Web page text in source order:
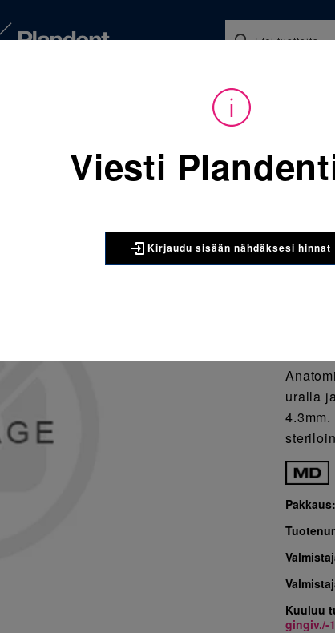
Ajankohtaista
Kirjaudu sisään nähdäksesi hinnat. Tarvitsetko tunnukset
Sijainti:
068-
3M
uralla
Pakkaus:
Kuuluu
gingiv./-
Viesti
Kirjaudu sisään nähdäksesi hinnat